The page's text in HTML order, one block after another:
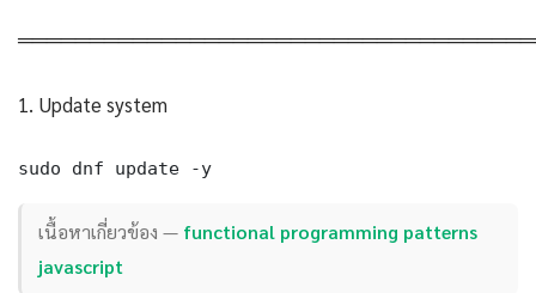
1. Update system
sudo dnf update -y
เนื้อหาเกี่ยวข้อง — functional programming patterns
javascript